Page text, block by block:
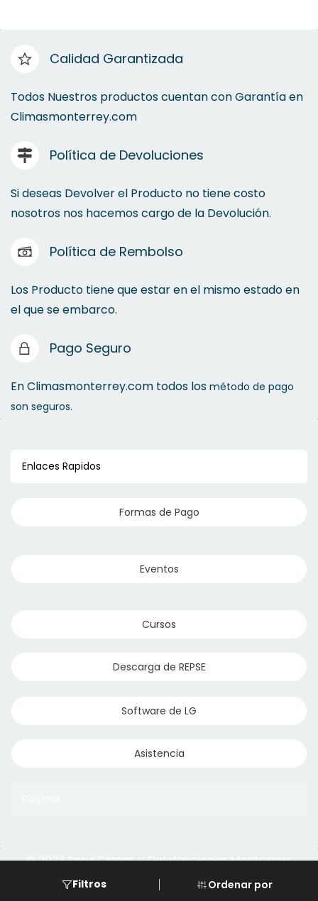
Ordenar por
Filtros
Calidad Garantizada
Todos Nuestros productos cuentan con Garantía en
Climasmonterrey.com
Política de Devoluciones
Si deseas Devolver el Producto no tiene costo
nosotros nos hacemos cargo de la Devolución.
Política de Rembolso
Los Producto tiene que estar en el mismo estado en
el que se embarco.
Pago Seguro
En Climasmonterrey.com todos los método de pago
son seguros.
Enlaces Rapidos
Formas de Pago
Eventos
Cursos
Descarga de REPSE
Software de LG
Asistencia
Aqua Aero
© 2023 Servi Climas y Calefacciones Monterrey
Powered by Climasmonterrey.com